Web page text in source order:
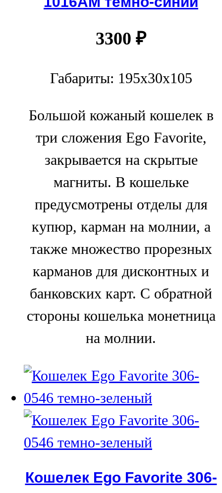
3300 ₽
Габариты: 195x30x105
Большой кожаный кошелек в
три сложения Ego Favorite,
закрывается на скрытые
магниты. В кошельке
предусмотрены отделы для
купюр, карман на молнии, а
также множество прорезных
карманов для дисконтных и
банковских карт. С обратной
стороны кошелька монетница
на молнии.
Кошелек Ego Favorite 306-